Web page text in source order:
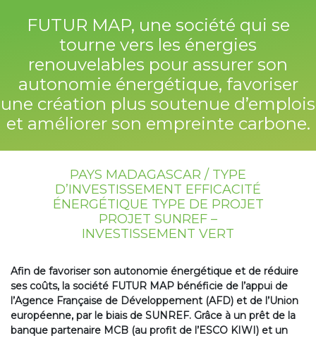
FUTUR MAP, une société qui se
tourne vers les énergies
renouvelables pour assurer son
autonomie énergétique, favoriser
une création plus soutenue d’emplois
et améliorer son empreinte carbone.
PAYS MADAGASCAR / TYPE
D’INVESTISSEMENT EFFICACITÉ
ÉNERGÉTIQUE TYPE DE PROJET
PROJET SUNREF –
INVESTISSEMENT VERT
Afin de favoriser son autonomie énergétique et de réduire
ses coûts, la société FUTUR MAP bénéficie de l’appui de
l’Agence Française de Développement (AFD) et de l’Union
européenne, par le biais de SUNREF. Grâce à un prêt de la
banque partenaire MCB (au profit de l’ESCO KIWI) et un